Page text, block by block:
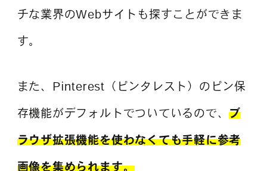
チな業界のWebサイトも探すことができま
す。
また、Pinterest（ピンタレスト）のピン保
存機能がデフォルトでついているので、ブ
ラウザ拡張機能を使わなくても手軽に参考
画像を集められます。